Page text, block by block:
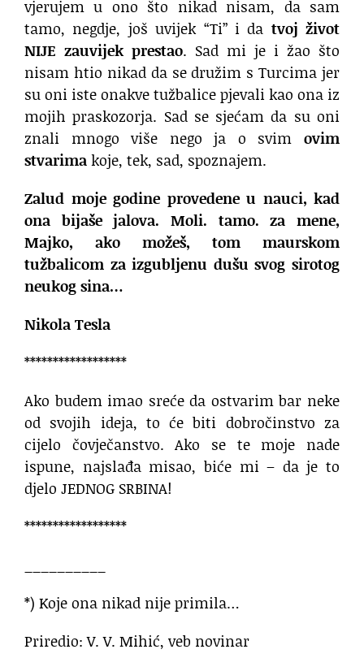
vjerujem u ono što nikad nisam, da sam
tamo, negdje, još uvijek “Ti” i da tvoj život
NIJE zauvijek prestao. Sad mi je i žao što
nisam htio nikad da se družim s Turcima jer
su oni iste onakve tužbalice pjevali kao ona iz
mojih praskozorja. Sad se sjećam da su oni
znali mnogo više nego ja o svim ovim
stvarimakoje, tek, sad, spoznajem.
Zalud moje godine provedene u nauci, kad
ona bijaše jalova. Moli. tamo. za mene,
Majko, ako možeš, tom maurskom
tužbalicom za izgubljenu dušu svog sirotog
neukog sina…
Nikola Tesla
******************
Ako budem imao sreće da ostvarim bar neke
od svojih ideja, to će biti dobročinstvo za
cijelo čovječanstvo. Ako se te moje nade
ispune, najslađa misao, biće mi – da je to
djelo JEDNOG SRBINA!
******************
*) Koje ona nikad nije primila…
Priredio: V. V. Mihić, veb novinar